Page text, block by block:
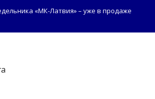
«МК-Латвия» – уже в продаже